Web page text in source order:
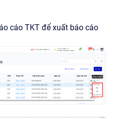
cáo TKT để xuất báo cáo